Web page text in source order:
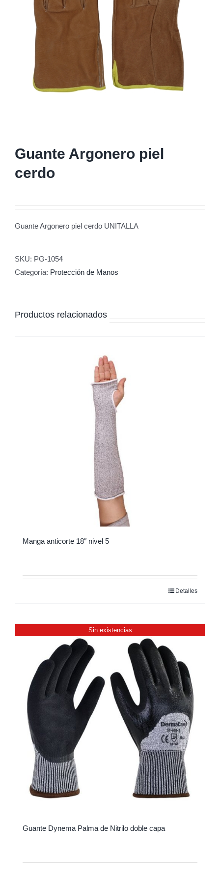
Guante Argonero piel
cerdo
Guante Argonero piel cerdo UNITALLA
SKU: PG-1054
Categoría: Protección de Manos
Productos relacionados
Manga anticorte 18″ nivel 5
Detalles
Sin existencias
Guante Dynema Palma de Nitrilo doble capa